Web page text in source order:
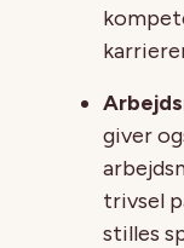
giver
trivsel
stilles